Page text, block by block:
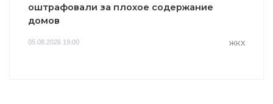
оштрафовали за плохое содержание
домов
05.08.2026 19:00 ЖКХ